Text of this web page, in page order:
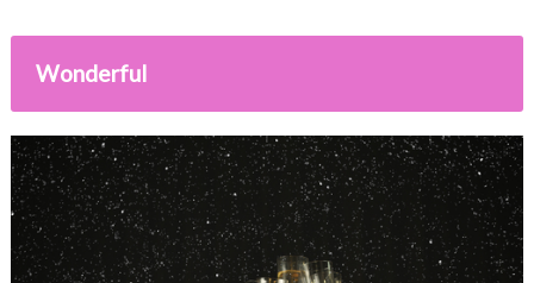
Wonderful